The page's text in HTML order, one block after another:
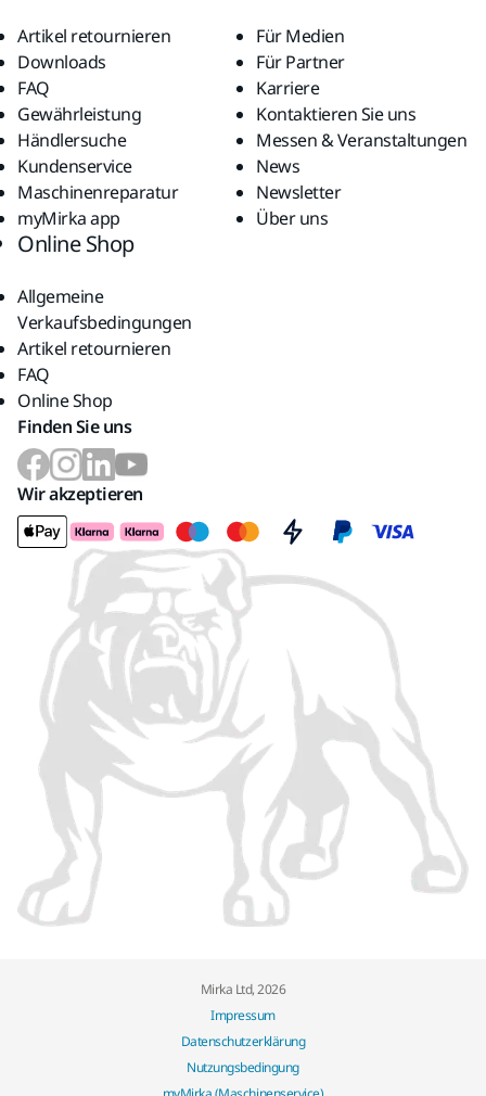
Artikel retournieren
Downloads
FAQ
Gewährleistung
Händlersuche
Kundenservice
Maschinenreparatur
myMirka app
Für Medien
Für Partner
Karriere
Kontaktieren Sie uns
Messen & Veranstaltungen
News
Newsletter
Über uns
Online Shop
Allgemeine
Verkaufsbedingungen
Artikel retournieren
FAQ
Online Shop
Finden Sie uns
Wir akzeptieren
Mirka Ltd, 2026
Impressum
Datenschutzerklärung
Nutzungsbedingung